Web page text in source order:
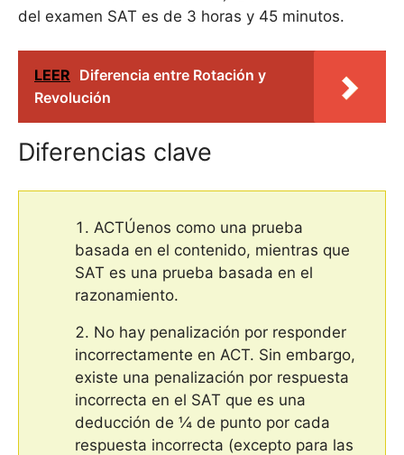
del examen SAT es de 3 horas y 45 minutos.
LEER Diferencia entre Rotación y
Revolución
Diferencias clave
ACTÚenos como una prueba
basada en el contenido, mientras que
SAT es una prueba basada en el
razonamiento.
No hay penalización por responder
incorrectamente en ACT. Sin embargo,
existe una penalización por respuesta
incorrecta en el SAT que es una
deducción de ¼ de punto por cada
respuesta incorrecta (excepto para las